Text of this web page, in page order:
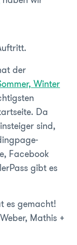
der
Winter
Da
sind,
Facebook
gibt es
es gemacht!
Mathis +